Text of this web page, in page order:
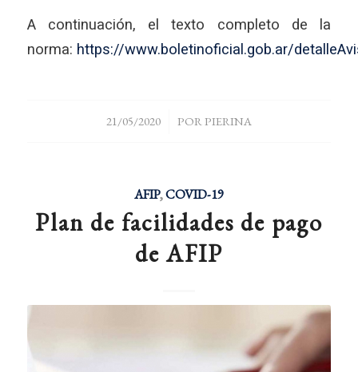
A continuación, el texto completo de la
norma: https://www.boletinoficial.gob.ar/
21/05/2020
/ PORPIERINA
AFIP,COVID-19
Plan de facilidades de pago
de AFIP